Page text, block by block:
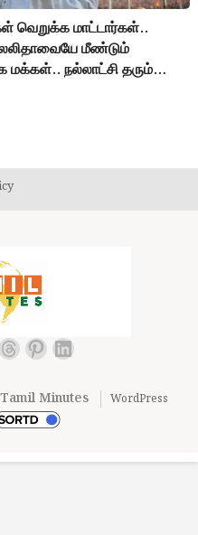
வெறுக்க மாட்டார்கள்..
மீண்டும்
மக்கள்.. நல்லாட்சி தரும்
விஜய் குறித்து பேசி
Pinterest
LinkedIn
Tamil Minutes
WordPress